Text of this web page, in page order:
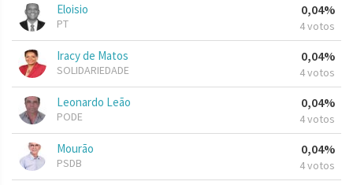
Eloisio
PT
0,04%
4 votos
Iracy de Matos
SOLIDARIEDADE
0,04%
4 votos
Leonardo Leão
PODE
0,04%
4 votos
Mourão
PSDB
0,04%
4 votos